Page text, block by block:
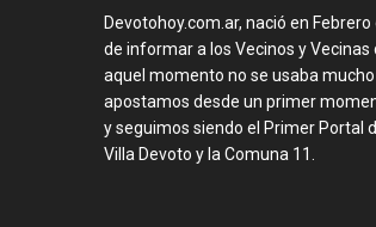
Devotohoy.com.ar, nació en
de informar a los Vecinos y Vecinas
aquel momento no se usaba
apostamos desde un primer
y seguimos siendo el Primer Portal
Villa Devoto y la Comuna 11.